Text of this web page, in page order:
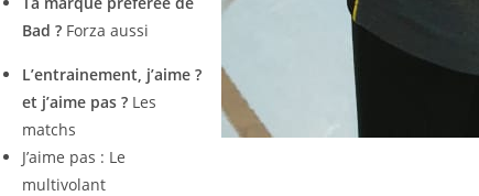
Bad ? Forza aussi
L’entrainement, j’aime ?
et j’aime pas ? Les
matchs
J’aime pas : Le
multivolant